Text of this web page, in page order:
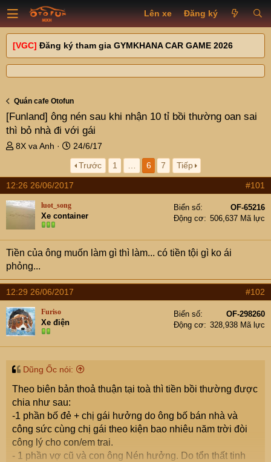
Lên xe Đăng ký
[VGC] Đăng ký tham gia GYMKHANA CAR GAME 2026
Quán cafe Otofun
[Funland] ông nén sau khi nhận 10 tỉ bồi thường oan sai
thì bỏ nhà đi với gái
T
e
a
d
s
r
e
r
8X va Anh
N
g
à
y
i
24/6/17
Trước
1 6 7 Tiếp
12:26 26/06/2017 #101
luot_song
Xe container
Biển số
OF-65216
Động cơ
506,637 Mã lực
Tiền của ông muốn làm gì thì làm... có tiền tội gì ko ái
phỏng...
12:29 26/06/2017 #102
Furiso
Xe điện
Biển số
OF-298260
Động cơ
328,938 Mã lực
Dũng Ốc nói:
Theo biên bản thoả thuận tại toà thì tiền bồi thường được
chia như sau:
-1 phần bố đẻ + chị gái hưởng do ông bố bán nhà và
công sức cùng chị gái theo kiện bao nhiêu năm trời đòi
công lý cho con/em trai.
- 1 phần vợ cũ và con ông Nén hưởng. Do tổn thất tinh